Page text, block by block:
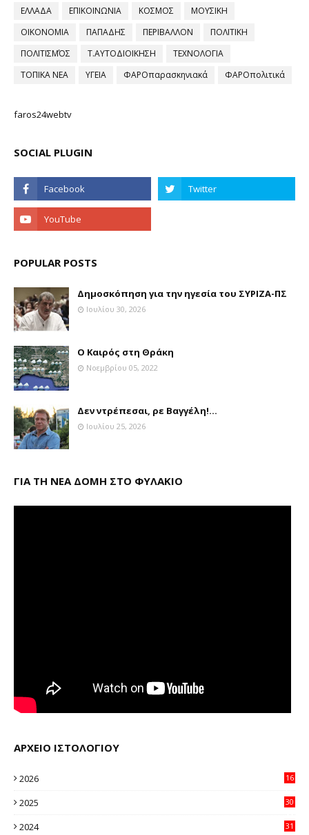
ΕΛΛΑΔΑ ΕΠΙΚΟΙΝΩΝΙΑ ΚΟΣΜΟΣ
ΜΟΥΣΙΚΗ
ΟΙΚΟΝΟΜΙΑ
ΠΑΠΑΔΗΣ ΠΕΡΙΒΑΛΛΟΝ
ΠΟΛΙΤΙΚΗ
ΠΟΛΙΤΙΣΜΌΣ
Τ.ΑΥΤΟΔΙΟΙΚΗΣΗ
ΤΕΧΝΟΛΟΓΙΑ
ΤΟΠΙΚΑ ΝΕΑ
ΥΓΕΙΑ ΦΑΡΟπαρασκηνιακά ΦΑΡΟπολιτικά
faros24webtv
SOCIAL PLUGIN
POPULAR POSTS
Δημοσκόπηση για την ηγεσία του ΣΥΡΙΖΑ-ΠΣ
Ιουλίου 30, 2026
Ο Καιρός στη Θράκη
Νοεμβρίου 05, 2022
Δεν ντρέπεσαι, ρε Βαγγέλη!...
Ιουλίου 25, 2026
ΓΙΑ ΤΗ ΝΕΑ ΔΟΜΗ ΣΤΟ ΦΥΛΑΚΙΟ
ΑΡΧΕΙΟ ΙΣΤΟΛΟΓΙΟΥ
2026
16
2025
30
2024
31